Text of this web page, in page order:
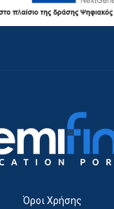
Όροι Χρήσης